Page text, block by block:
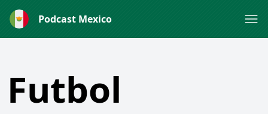
Podcast Mexico
Futbol